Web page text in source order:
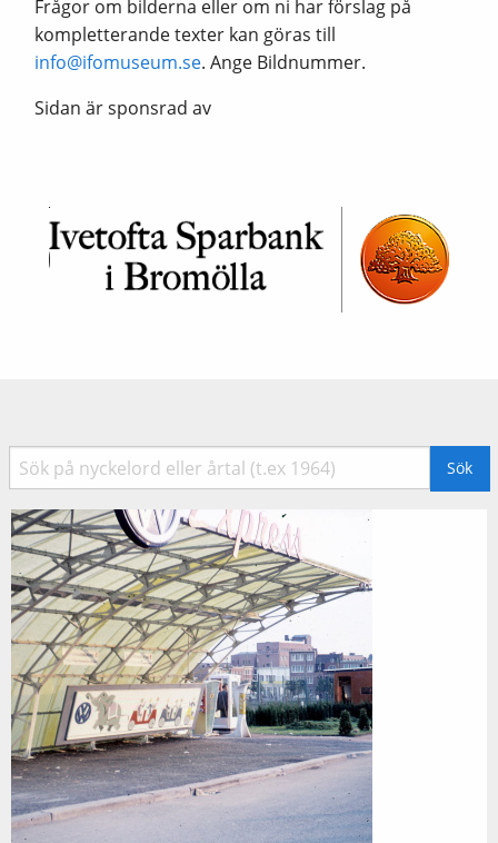
Frågor om bilderna eller om ni har förslag på
kompletterande texter kan göras till
info@ifomuseum.se. Ange Bildnummer.
Sidan är sponsrad av